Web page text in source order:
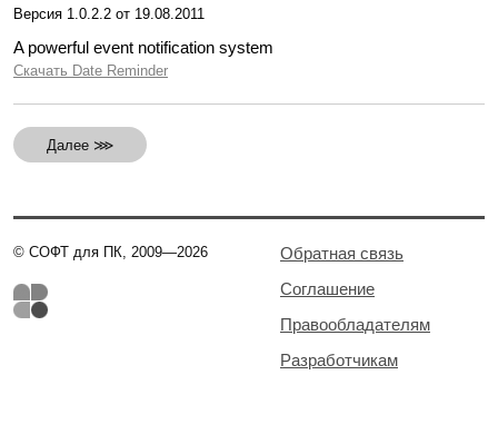
Версия 1.0.2.2 от 19.08.2011
A powerful event notification system
Скачать Date Reminder
Далее ⋙
© СОФТ для ПК, 2009—2026
Обратная связь
Соглашение
Правообладателям
Разработчикам